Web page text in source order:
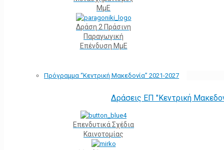
ΜμΕ
Δράση 2 Πράσινη
Παραγωγική
Επένδυση ΜμΕ
Πρόγραμμα “Κεντρική Μακεδονία” 2021-2027
Δράσεις ΕΠ "Κεντρική
Επενδυτικά Σχέδια
Καινοτομίας